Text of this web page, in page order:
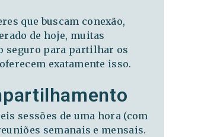
que buscam conexão,
de hoje, muitas
seguro para partilhar os
exatamente isso.
sessões de uma hora (com
semanais e mensais.